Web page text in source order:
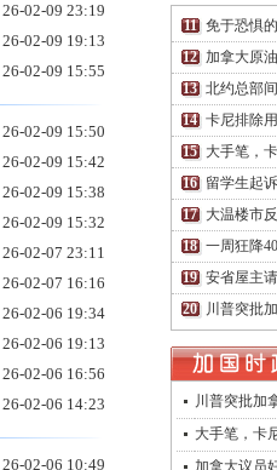
26-02-09 23:19
26-02-09 19:13
26-02-09 15:55
26-02-09 15:50
26-02-09 15:42
26-02-09 15:38
26-02-09 15:32
26-02-07 23:11
26-02-07 16:16
26-02-06 19:34
26-02-06 19:13
26-02-06 16:56
26-02-06 14:23
26-02-06 10:49
免于恐惧
加拿大原
北约总部
卡尼排除
大手笔，
留学生起
大温楼市
一周狂降
安省屋主
川普突批
川普突批加
大手笔，卡
加拿大议员